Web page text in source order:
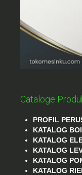
Cataloge
PROFIL
KATALOG
KATALOG
KATALOG
KATALOG
KATALOG